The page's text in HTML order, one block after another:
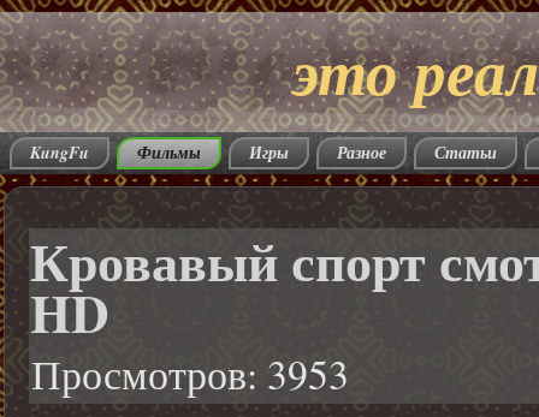
это
KungFu Фильмы Игры Разное Статьи
Кровавый спорт
HD
Просмотров: 3953